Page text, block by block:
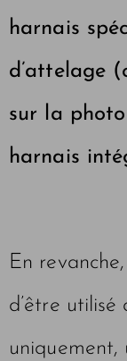
harnais
d’attelage
sur la photo
harnais
En
d’être
uniquement,